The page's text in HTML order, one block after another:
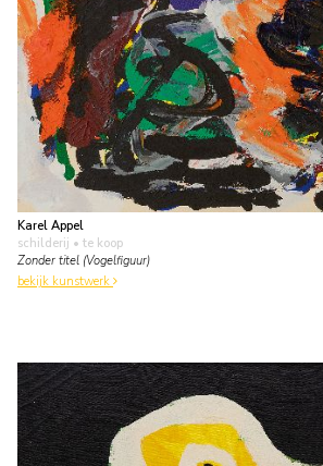
Karel Appel
schilderij • te koop
Zonder titel (Vogelfiguur)
bekijk kunstwerk